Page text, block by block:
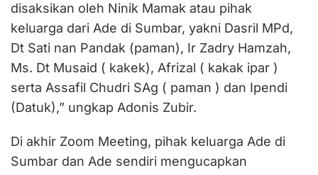
disaksikan oleh Ninik Mamak atau pihak
keluarga dari Ade di Sumbar, yakni Dasril MPd,
Dt Sati nan Pandak (paman), Ir Zadry Hamzah,
Ms. Dt Musaid ( kakek), Afrizal ( kakak ipar )
serta Assafil Chudri SAg ( paman ) dan Ipendi
(Datuk),” ungkap Adonis Zubir.
Di akhir Zoom Meeting, pihak keluarga Ade di
Sumbar dan Ade sendiri mengucapkan